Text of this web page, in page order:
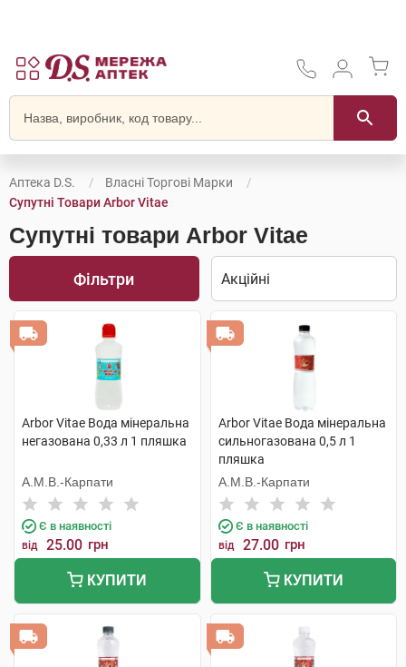
Аптека D.S.
Власні Торгові Марки
Супутні Товари Arbor Vitae
Супутні товари Arbor Vitae
Фільтри
Arbor Vitae Вода мінеральна
негазована 0,33 л 1 пляшка
А.М.В.-Карпати
Є в наявності
від 25.00 грн
КУПИТИ
Arbor Vitae Вода мінеральна
сильногазована 0,5 л 1
пляшка
А.М.В.-Карпати
Є в наявності
від 27.00 грн
КУПИТИ